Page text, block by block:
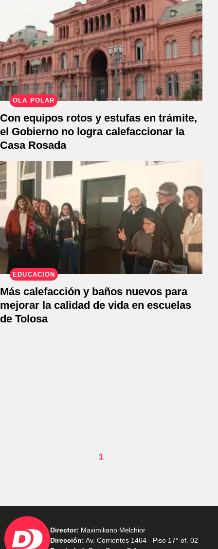
OLA POLAR
Con equipos rotos y estufas en trámite,
el Gobierno no logra calefaccionar la
Casa Rosada
EDUCACIÓN
Más calefacción y baños nuevos para
mejorar la calidad de vida en escuelas
de Tolosa
1
Director: Maximiliano Melchior
Dirección: Av. Corrientes 1464 - Piso 17° of. 02